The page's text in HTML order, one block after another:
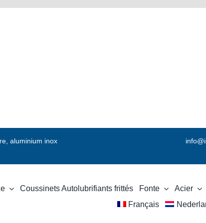
aluminium inox
Coussinets Autolubrifiants frittés Fonte Acier
Français